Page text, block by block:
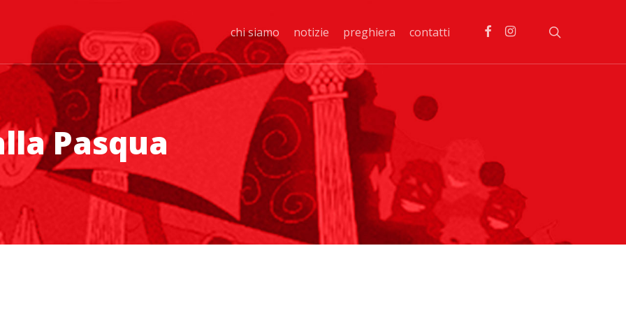
chi siamo notizie preghiera contatti facebookinstagram
Pasqua